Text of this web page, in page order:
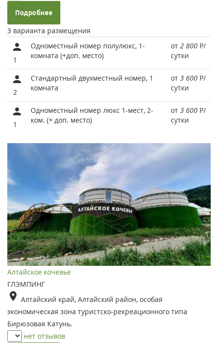
Подробнее
3 варианта размещения
1
Одноместный номер полулюкс, 1-
комната (+доп. место)
от 2 800 Р/
сутки
2
Стандартный двухместный номер, 1
комната
от 3 600 Р/
сутки
1
Одноместный номер люкс 1-мест, 2-
ком. (+ доп. место)
от 3 600 Р/
сутки
Алтайское кочевье
ГЛЭМПИНГ
Алтайский край, Алтайский район, особая
экономическая зона туристско-рекреационного типа
Бирюзовая Катунь.
нет отзывов